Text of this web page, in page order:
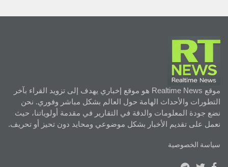
موقع Realtime News هو موقع إخباري يهدف إلى تزويد القراء بآخر
التطورات والأحداث الهامة حول العالم بشكل مباشر وفوري. نحن
نضع جودة المعلومات والدقة في التقارير في مقدمة أولوياتنا، حيث
نعمل على تقديم الأخبار بشكل موضوعي ومحايد دون تحيز أو تحريف.
سياسة الخصوصية